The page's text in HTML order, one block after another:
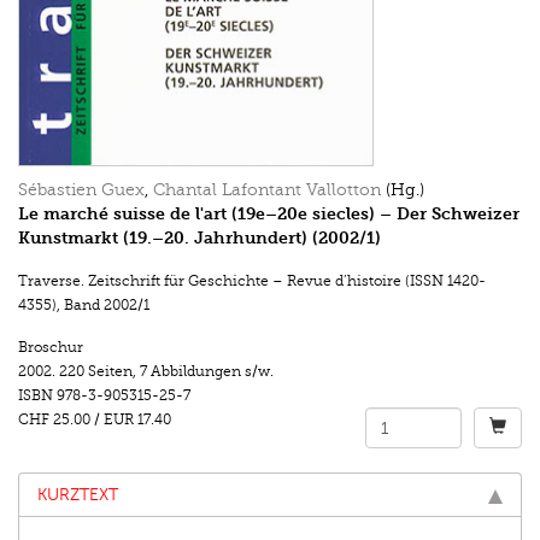
Sébastien Guex, Chantal Lafontant Vallotton (Hg.)
Le marché suisse de l'art (19e–20e siecles) – Der Schweizer
Kunstmarkt (19.–20. Jahrhundert) (2002/1)
Traverse. Zeitschrift für Geschichte – Revue d’histoire (ISSN 1420-
4355), Band 2002/1
Broschur
2002. 220 Seiten, 7 Abbildungen s/w.
ISBN 978-3-905315-25-7
CHF 25.00 / EUR 17.40
KURZTEXT